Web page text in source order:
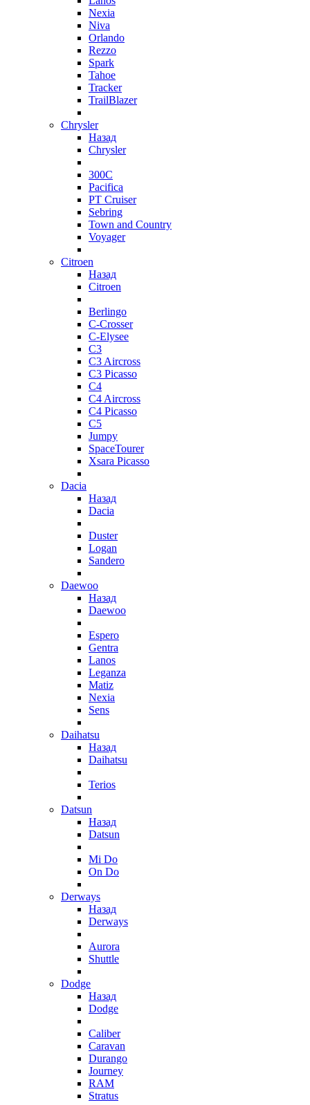
Nexia
Niva
Orlando
Rezzo
Spark
Tahoe
Tracker
TrailBlazer
Chrysler
Назад
Chrysler
300C
Pacifica
PT Cruiser
Sebring
Town and Country
Voyager
Citroen
Назад
Citroen
Berlingo
C-Crosser
C-Elysee
C3
C3 Aircross
C3 Picasso
C4
C4 Aircross
C4 Picasso
C5
Jumpy
SpaceTourer
Xsara Picasso
Dacia
Назад
Dacia
Duster
Logan
Sandero
Daewoo
Назад
Daewoo
Espero
Gentra
Lanos
Leganza
Matiz
Nexia
Sens
Daihatsu
Назад
Daihatsu
Terios
Datsun
Назад
Datsun
Mi Do
On Do
Derways
Назад
Derways
Aurora
Shuttle
Dodge
Назад
Dodge
Caliber
Caravan
Durango
Journey
RAM
Stratus